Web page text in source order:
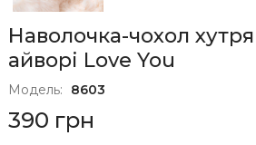
Наволочка-чохол
айворі Love You
Модель: 8603
390 грн